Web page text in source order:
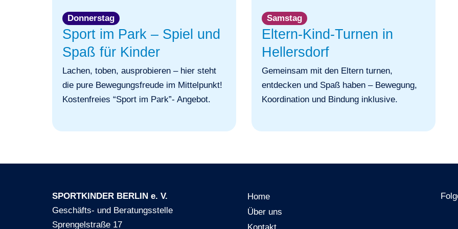
Donnerstag
Sport im Park – Spiel und
Spaß für Kinder
Lachen, toben, ausprobieren – hier steht
die pure Bewegungsfreude im Mittelpunkt!
Kostenfreies “Sport im Park”- Angebot.
Samstag
Eltern-Kind-Turnen in
Hellersdorf
Gemeinsam mit den Eltern turnen,
entdecken und Spaß haben – Bewegung,
Koordination und Bindung inklusive.
SPORTKINDER BERLIN e. V.
Geschäfts- und Beratungsstelle
Sprengelstraße 17
Home
Über uns